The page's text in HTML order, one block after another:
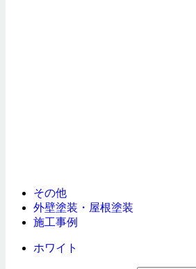
その他
外壁塗装・屋根塗装
施工事例
ホワイト